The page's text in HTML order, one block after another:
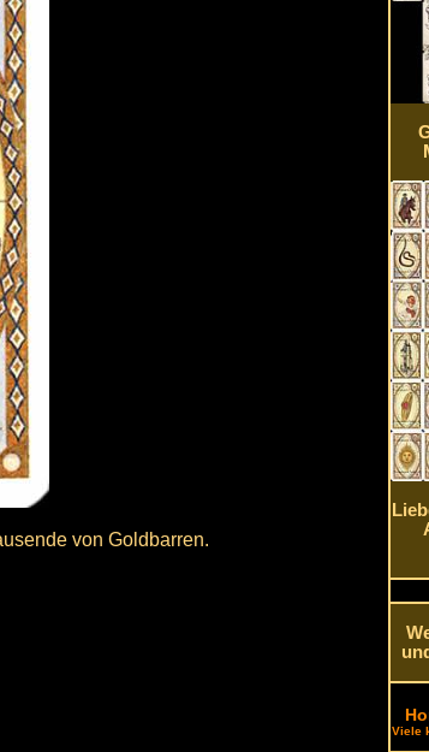
von Goldbarren.
Viele